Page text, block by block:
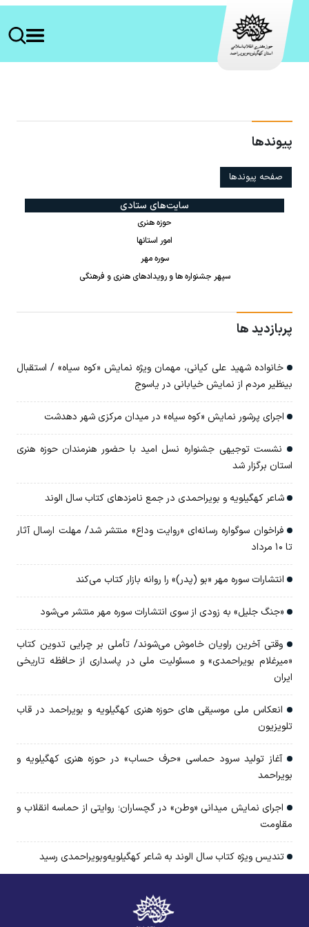
پیوندها
صفحه پیوندها
سایت‌های ستادی
حوزه هنری
امور استانها
سوره مهر
سپهر جشنواره ها و رویدادهای هنری و فرهنگی
پربازدید ها
خانواده شهید علی کیانی، مهمان ویژه نمایش «کوه سیاه» / استقبال
بینظیر مردم از نمایش خیابانی در یاسوج
اجرای پرشور نمایش «کوه سیاه» در میدان مرکزی شهر دهدشت
نشست توجیهی جشنواره نسل امید با حضور هنرمندان حوزه هنری
استان برگزار شد
شاعر کهگیلویه و بویراحمدی در جمع نامزدهای کتاب سال الوند
فراخوان سوگواره رسانه‌ای «روایت وداع» منتشر شد/ مهلت ارسال آثار
تا ۱۰ مرداد
انتشارات سوره مهر «بو (پدر)» را روانه بازار کتاب می‌کند
«جنگ جلیل» به زودی از سوی انتشارات سوره مهر منتشر می‌شود
وقتی آخرین راویان خاموش می‌شوند/ تأملی بر چرایی تدوین کتاب
«میرغلام بویراحمدی» و مسئولیت ملی در پاسداری از حافظه تاریخی
ایران
انعکاس ملی موسیقی های حوزه هنری کهگیلویه و بویراحمد در قاب
تلویزیون
آغاز تولید سرود حماسی «حرف حساب» در حوزه هنری کهگیلویه و
بویراحمد
اجرای نمایش میدانی «وطن» در گچساران؛ روایتی از حماسه انقلاب و
مقاومت
تندیس ویژه کتاب سال الوند به شاعر کهگیلویه‌وبویراحمدی رسید